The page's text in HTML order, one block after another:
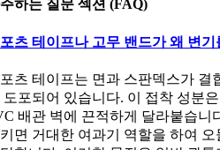
하는 질문 섹션 (FAQ)
츠 테이프나 고무 밴드가 왜 변기
츠 테이프는 면과 스판덱스가 결
도포되어 있습니다. 이 접착 성분
배관 벽에 끈적하게 달라붙습니
면 거대한 여과기 역할을 하여 오